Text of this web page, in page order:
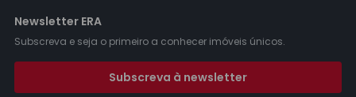
Newsletter ERA
Subscreva e seja o primeiro a conhecer imóveis únicos.
Subscreva à newsletter